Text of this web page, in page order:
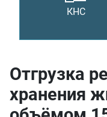
КНС
Отгрузка
хранения